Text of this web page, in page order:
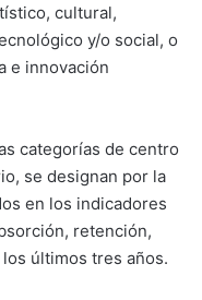
cultural,
y/o social, o
e innovación
categorías de centro
se designan por la
en los indicadores
retención,
últimos tres años.